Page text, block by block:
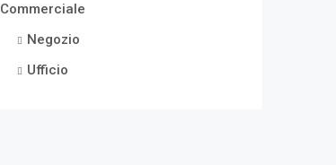
Commerciale
Negozio
Ufficio